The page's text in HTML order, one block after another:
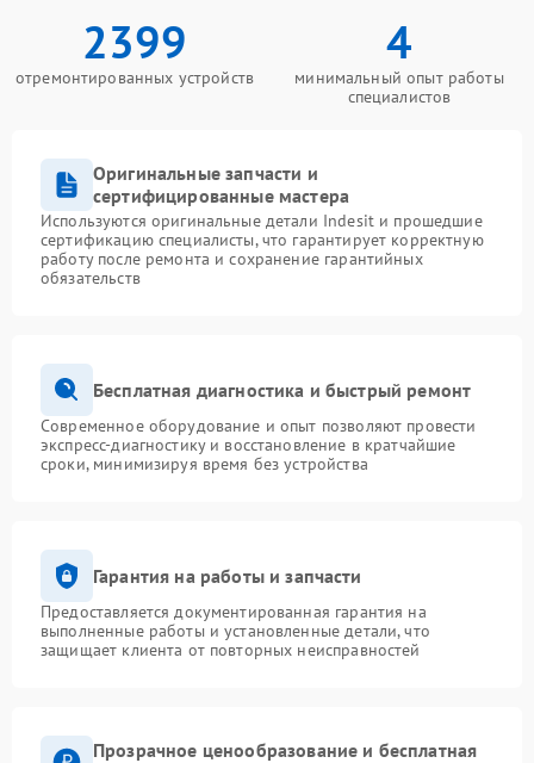
2399
отремонтированных устройств
4
минимальный опыт работы
специалистов
Оригинальные запчасти и
сертифицированные мастера
Используются оригинальные детали Indesit и прошедшие
сертификацию специалисты, что гарантирует корректную
работу после ремонта и сохранение гарантийных
обязательств
Бесплатная диагностика и быстрый ремонт
Современное оборудование и опыт позволяют провести
экспресс-диагностику и восстановление в кратчайшие
сроки, минимизируя время без устройства
Гарантия на работы и запчасти
Предоставляется документированная гарантия на
выполненные работы и установленные детали, что
защищает клиента от повторных неисправностей
Прозрачное ценообразование и бесплатная